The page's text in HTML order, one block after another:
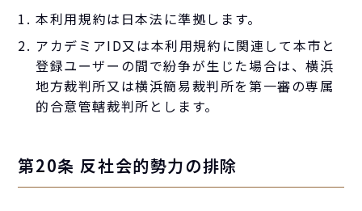
本利用規約は日本法に準拠します。
アカデミアID又は本利用規約に関連して本市と
登録ユーザーの間で紛争が生じた場合は、横浜
地方裁判所又は横浜簡易裁判所を第一審の専属
的合意管轄裁判所とします。
第20条 反社会的勢力の排除